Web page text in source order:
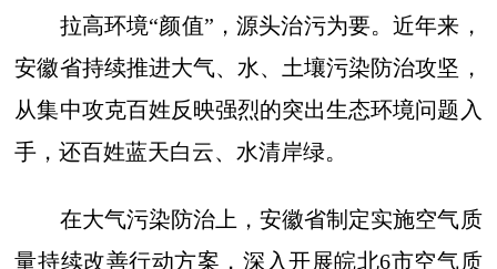
拉高环境“颜值”，源头治污为要。近年来，
安徽省持续推进大气、水、土壤污染防治攻坚，
从集中攻克百姓反映强烈的突出生态环境问题入
手，还百姓蓝天白云、水清岸绿。
在大气污染防治上，安徽省制定实施空气质
量持续改善行动方案，深入开展皖北6市空气质